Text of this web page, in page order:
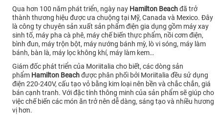
Qua hơn 100 năm phát triển, ngày nay Hamilton Beachđã trở
thành thương hiệu được ưa chuộng tại Mỹ, Canada và Mexico. Đây
là công ty chuyên sản xuất sản phẩm điện gia dụng gồm máy xay
sinh tố, máy pha cà phê, máy chế biến thực phẩm, nồi cơm điện,
bình đun, máy trộn bột, máy nướng bánh mỳ, lò vi sóng, máy làm
bánh, bàn là, máy lọc không khí, máy làm kem…
Giám đốc phát triển của Moriitalia cho biết, các dòng sản
phẩm Hamilton Beachđược phân phối bởi Moriitalia đều sử dụng
điện 220-240V, cấu tạo vỏ bằng kim loại nên bền và chắc chắn, giá
bán cạnh tranh. Với đặc tính thông minh của sản phẩm sẽ giúp cho
việc chế biến các món ăn trở nên dễ dàng, sáng tạo và nhiều hương
vị hơn.